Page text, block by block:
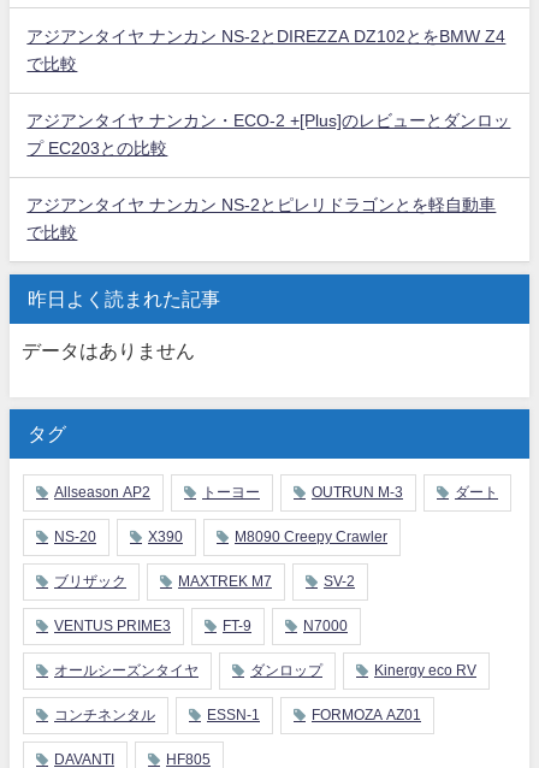
アジアンタイヤ ナンカン NS-2とDIREZZA DZ102とをBMW Z4
で比較
アジアンタイヤ ナンカン・ECO-2 +[Plus]のレビューとダンロッ
プ EC203との比較
アジアンタイヤ ナンカン NS-2とピレリドラゴンとを軽自動車
で比較
昨日よく読まれた記事
データはありません
タグ
Allseason AP2 トーヨー OUTRUN M-3 ダート
NS-20 X390 M8090 Creepy Crawler
ブリザック MAXTREK M7 SV-2
VENTUS PRIME3 FT-9 N7000
オールシーズンタイヤ ダンロップ Kinergy eco RV
コンチネンタル ESSN-1 FORMOZA AZ01
DAVANTI HF805